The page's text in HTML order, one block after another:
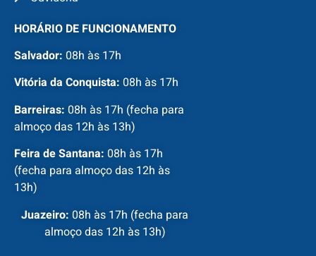
HORÁRIO DE FUNCIONAMENTO
Salvador: 08h às 17h
Vitória da Conquista: 08h às 17h
Barreiras: 08h às 17h (fecha para
almoço das 12h às 13h)
Feira de Santana: 08h às 17h
(fecha para almoço das 12h às
13h)
Juazeiro: 08h às 17h (fecha para
almoço das 12h às 13h)